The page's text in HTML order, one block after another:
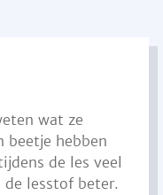
wat ze
beetje hebben
de les veel
de lesstof beter.